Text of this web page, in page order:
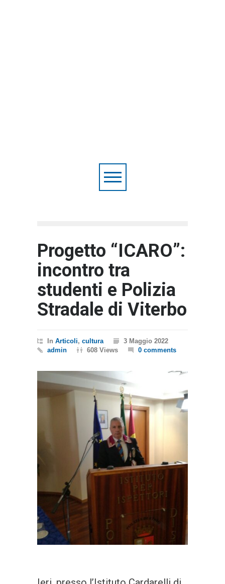
Progetto “ICARO”:
incontro tra
studenti e Polizia
Stradale di Viterbo
In Articoli, cultura
3 Maggio 2022
admin
608 Views 0 comments